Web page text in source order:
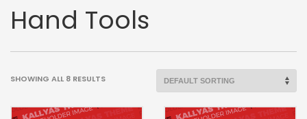
Hand Tools
SHOWING ALL 8 RESULTS